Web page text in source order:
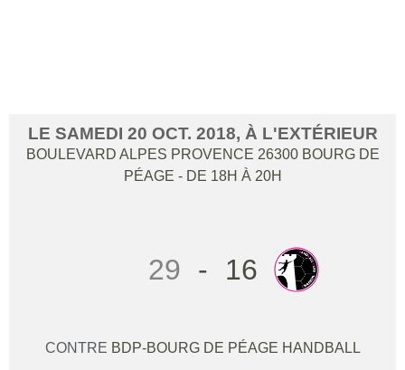
LE SAMEDI 20 OCT. 2018, À L'EXTÉRIEUR
BOULEVARD ALPES PROVENCE 26300 BOURG DE
PÉAGE - DE 18H À 20H
29 - 16
CONTRE BDP-BOURG DE PÉAGE HANDBALL